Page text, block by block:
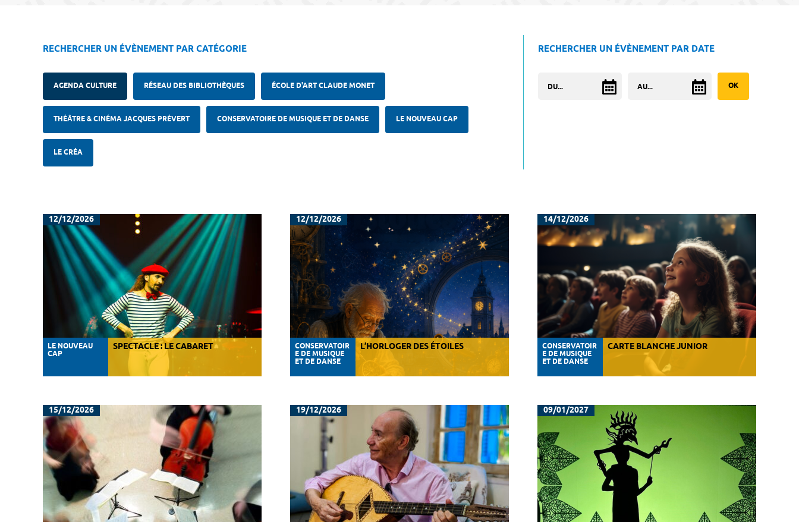
RECHERCHER UN ÉVÈNEMENT PAR CATÉGORIE
AGENDA CULTURE RÉSEAU DES BIBLIOTHÈQUES ÉCOLE D'ART CLAUDE MONET
THÉÂTRE & CINÉMA JACQUES PRÉVERT CONSERVATOIRE DE MUSIQUE ET DE DANSE LE NOUVEAU CAP
LE CRÉA
RECHERCHER UN ÉVÈNEMENT PAR DATE
12/12/2026
LE NOUVEAU
CAP
SPECTACLE : LE CABARET
12/12/2026
CONSERVATOIR
E DE MUSIQUE
ET DE DANSE
L’HORLOGER DES ÉTOILES
14/12/2026
CONSERVATOIR
E DE MUSIQUE
ET DE DANSE
CARTE BLANCHE JUNIOR
15/12/2026 19/12/2026 09/01/2027